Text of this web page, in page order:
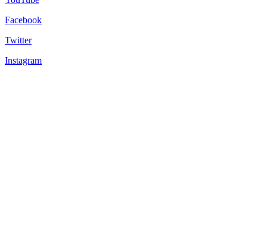
Facebook
Twitter
Instagram